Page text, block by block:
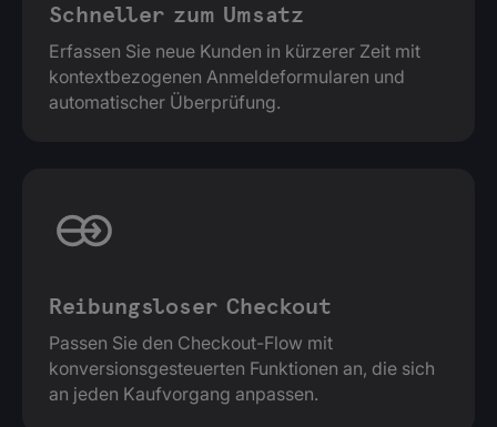
Schneller zum Umsatz
Erfassen Sie neue Kunden in kürzerer Zeit mit
kontextbezogenen Anmeldeformularen und
automatischer Überprüfung.
Reibungsloser Checkout
Passen Sie den Checkout-Flow mit
konversionsgesteuerten Funktionen an, die sich
an jeden Kaufvorgang anpassen.